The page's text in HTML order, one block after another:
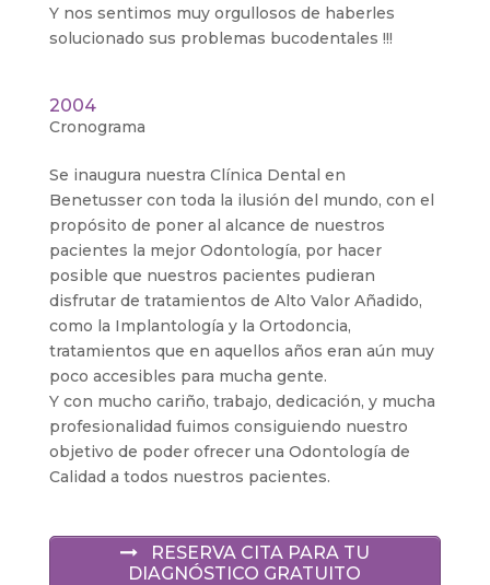
Y nos sentimos muy orgullosos de haberles
solucionado sus problemas bucodentales !!!
2004
Cronograma
Se inaugura nuestra Clínica Dental en
Benetusser con toda la ilusión del mundo, con el
propósito de poner al alcance de nuestros
pacientes la mejor Odontología, por hacer
posible que nuestros pacientes pudieran
disfrutar de tratamientos de Alto Valor Añadido,
como la Implantología y la Ortodoncia,
tratamientos que en aquellos años eran aún muy
poco accesibles para mucha gente.
Y con mucho cariño, trabajo, dedicación, y mucha
profesionalidad fuimos consiguiendo nuestro
objetivo de poder ofrecer una Odontología de
Calidad a todos nuestros pacientes.
RESERVA CITA PARA TU
DIAGNÓSTICO GRATUITO